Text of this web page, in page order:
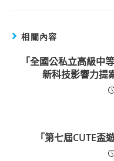
相關內容
「全國公私立高級中
新科技影響力提
「第七屆CUTE